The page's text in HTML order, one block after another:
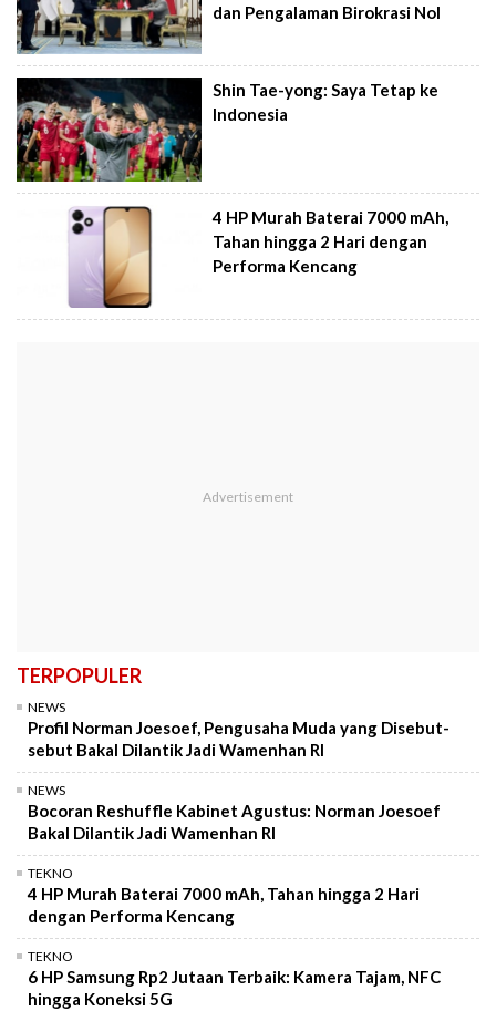
dan Pengalaman Birokrasi Nol
Shin Tae-yong: Saya Tetap ke
Indonesia
4 HP Murah Baterai 7000 mAh,
Tahan hingga 2 Hari dengan
Performa Kencang
TERPOPULER
NEWS
Profil Norman Joesoef, Pengusaha Muda yang Disebut-
sebut Bakal Dilantik Jadi Wamenhan RI
NEWS
Bocoran Reshuffle Kabinet Agustus: Norman Joesoef
Bakal Dilantik Jadi Wamenhan RI
TEKNO
4 HP Murah Baterai 7000 mAh, Tahan hingga 2 Hari
dengan Performa Kencang
TEKNO
6 HP Samsung Rp2 Jutaan Terbaik: Kamera Tajam, NFC
hingga Koneksi 5G